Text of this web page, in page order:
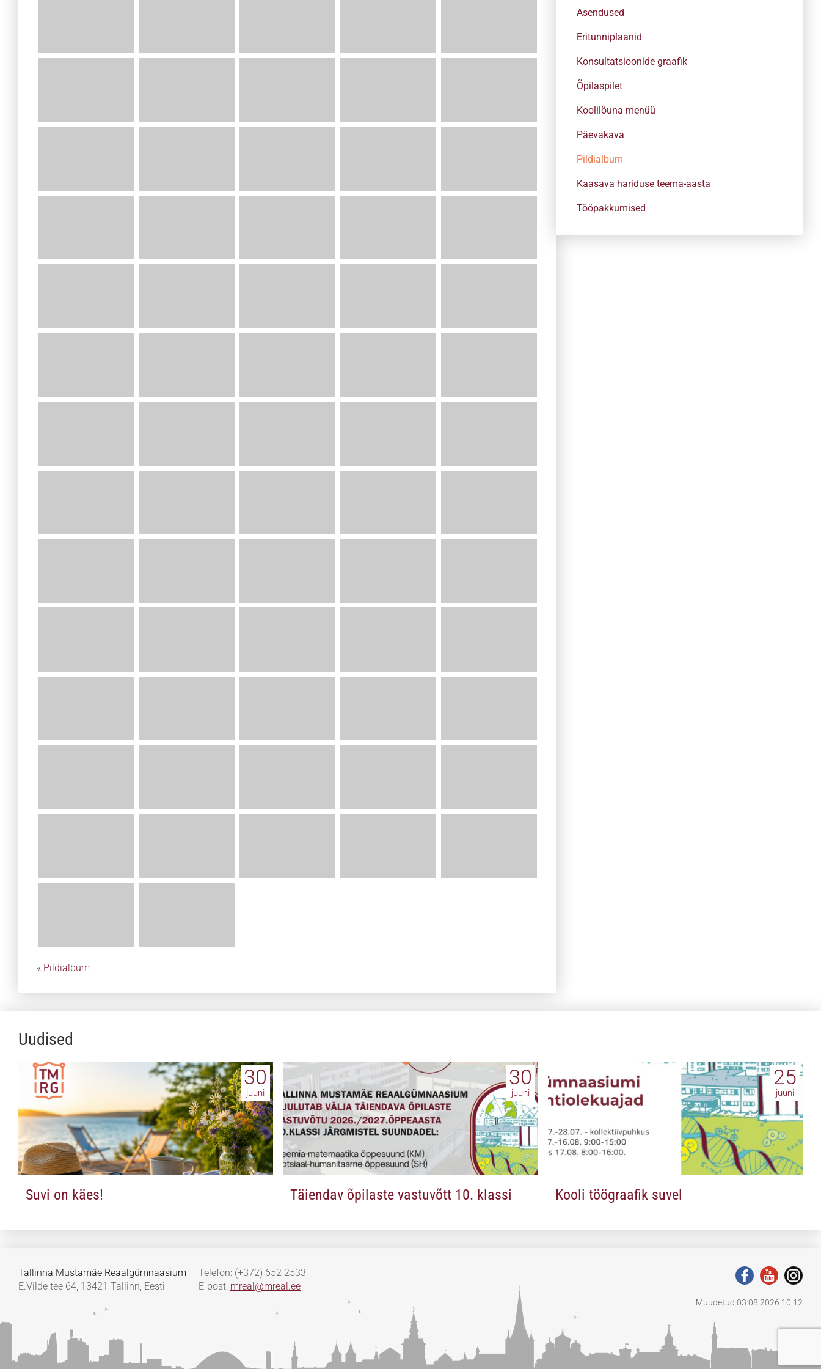
« Pildialbum
Asendused
Eritunniplaanid
Konsultatsioonide graafik
Õpilaspilet
Koolilõuna menüü
Päevakava
Pildialbum
Kaasava hariduse teema-aasta
Tööpakkumised
Uudised
30
juuni
Suvi on käes!
30
juuni
Täiendav õpilaste vastuvõtt 10. klassi
25
juuni
Kooli töögraafik suvel
Tallinna Mustamäe Reaalgümnaasium
E.Vilde tee 64, 13421 Tallinn, Eesti
Telefon: (+372) 652 2533
E-post: mreal@mreal.ee
Muudetud 03.08.2026 10:12